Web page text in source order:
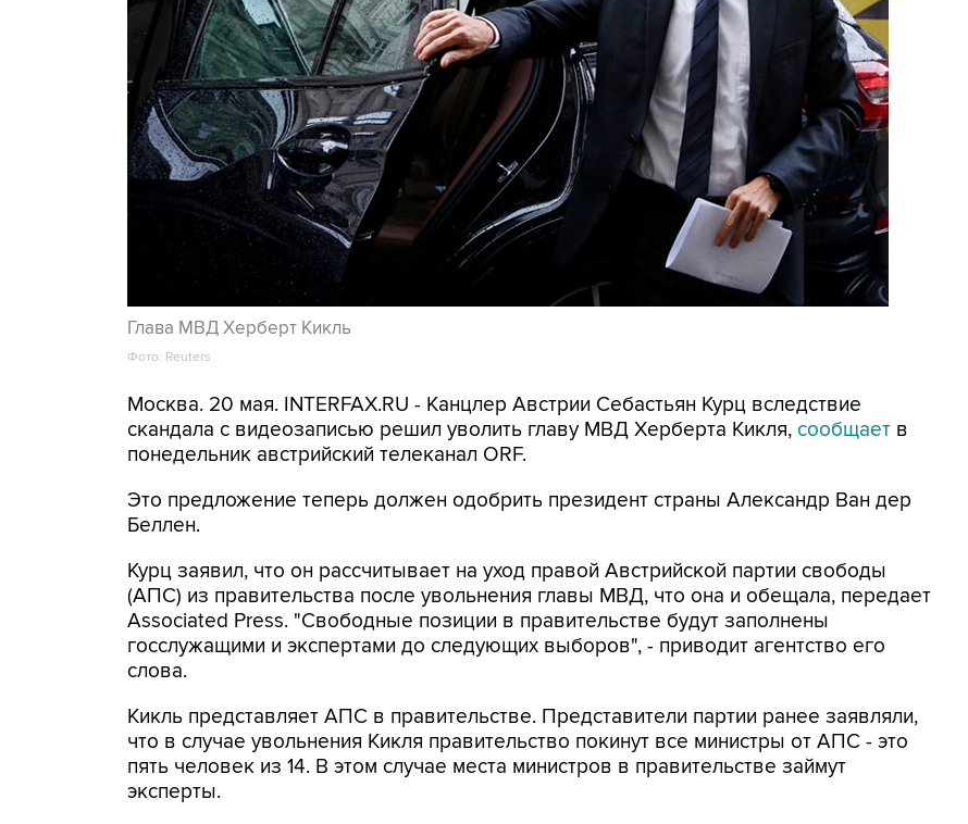
Глава МВД Херберт Кикль
Фото: Reuters
Москва. 20 мая. INTERFAX.RU - Канцлер Австрии Себастьян Курц вследствие
скандала с видеозаписью решил уволить главу МВД Херберта Кикля, сообщает в
понедельник австрийский телеканал ORF.
Это предложение теперь должен одобрить президент страны Александр Ван дер
Беллен.
Курц заявил, что он рассчитывает на уход правой Австрийской партии свободы
(АПС) из правительства после увольнения главы МВД, что она и обещала, передает
Associated Press. "Свободные позиции в правительстве будут заполнены
госслужащими и экспертами до следующих выборов", - приводит агентство его
слова.
Кикль представляет АПС в правительстве. Представители партии ранее заявляли,
что в случае увольнения Кикля правительство покинут все министры от АПС - это
пять человек из 14. В этом случае места министров в правительстве займут
эксперты.